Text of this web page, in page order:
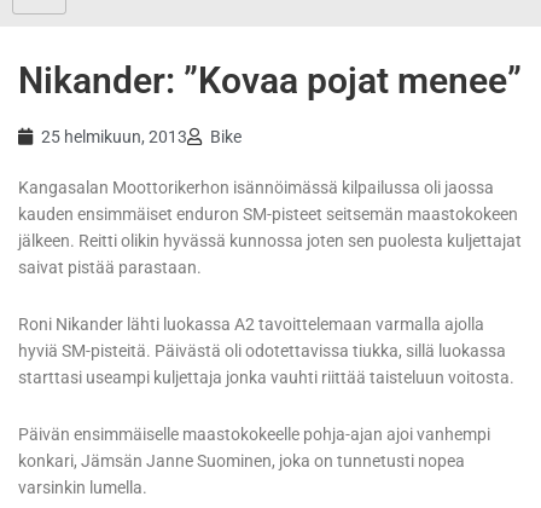
Nikander: ”Kovaa pojat menee”
25 helmikuun, 2013 Bike
Kangasalan Moottorikerhon isännöimässä kilpailussa oli jaossa
kauden ensimmäiset enduron SM-pisteet seitsemän maastokokeen
jälkeen. Reitti olikin hyvässä kunnossa joten sen puolesta kuljettajat
saivat pistää parastaan.
Roni Nikander lähti luokassa A2 tavoittelemaan varmalla ajolla
hyviä SM-pisteitä. Päivästä oli odotettavissa tiukka, sillä luokassa
starttasi useampi kuljettaja jonka vauhti riittää taisteluun voitosta.
Päivän ensimmäiselle maastokokeelle pohja-ajan ajoi vanhempi
konkari, Jämsän Janne Suominen, joka on tunnetusti nopea
varsinkin lumella.